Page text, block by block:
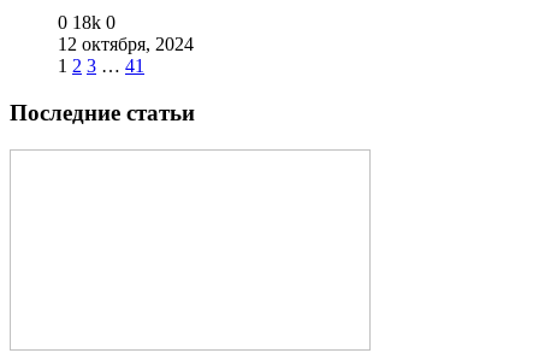
0 18k 0
12 октября, 2024
1 2 3 … 41
Последние статьи